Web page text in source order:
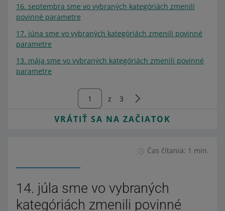
16. septembra sme vo vybraných kategóriách zmenili
povinné parametre
17. júna sme vo vybraných kategóriách zmenili povinné
parametre
13. mája sme vo vybraných kategóriách zmenili povinné
parametre
z 3
VRÁTIŤ SA NA ZAČIATOK
Čas čítania: 1 min.
14. júla sme vo vybraných
kategóriách zmenili povinné